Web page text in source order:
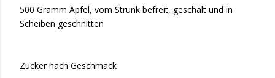
500 Gramm Apfel, vom Strunk befreit, geschält und in
Scheiben geschnitten
Zucker nach Geschmack